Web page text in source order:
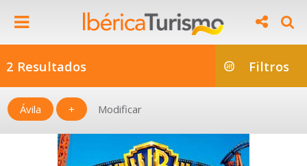
2 Resultados Filtros
Ávila + Modificar